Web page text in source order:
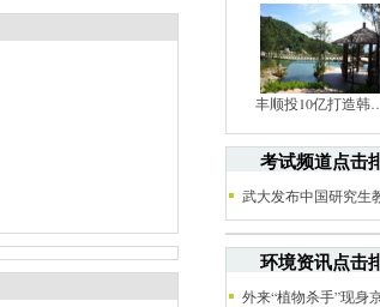
丰顺投10亿打造韩…
考试频道点击
武大发布中国研究生
环境资讯点击
外来“植物杀手”现身